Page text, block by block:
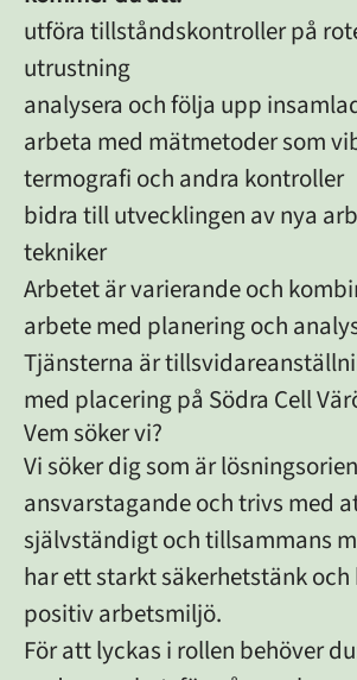
utföra tillståndskontroller på
utrustning
analysera och följa upp
arbeta med mätmetoder som
termografi och andra kontroller
bidra till utvecklingen av nya
tekniker
Arbetet är varierande och
arbete med planering och
Tjänsterna är
med placering på Södra Cell
Vem söker vi?
Vi söker dig som är
ansvarstagande och trivs med
självständigt och tillsammans
har ett starkt säkerhetstänk
positiv arbetsmiljö.
För att lyckas i rollen behöver